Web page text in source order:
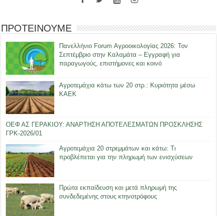
ΠΡΟΤΕΙΝΟΥΜΕ
Πανελλήνιο Forum Αγροοικολογίας 2026: Τον
Σεπτέμβριο στην Καλαμάτα – Εγγραφή για
παραγωγούς, επιστήμονες και κοινό
Αγροτεμάχια κάτω των 20 στρ.: Κυριότητα μέσω
ΚΑΕΚ
ΟΕΦ ΑΣ ΓΕΡΑΚΙΟΥ: ΑΝΑΡΤΗΣΗ ΑΠΟΤΕΛΕΣΜΑΤΩΝ ΠΡΟΣΚΛΗΣΗΣ
ΓΡΚ-2026/01
Αγροτεμάχια 20 στρεμμάτων και κάτω: Τι
προβλέπεται για την πληρωμή των ενισχύσεων
Πρώτα εκπαίδευση και μετά πληρωμή της
συνδεδεμένης στους κτηνοτρόφους